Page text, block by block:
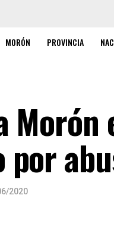
MORÓN PROVINCIA
por
2020